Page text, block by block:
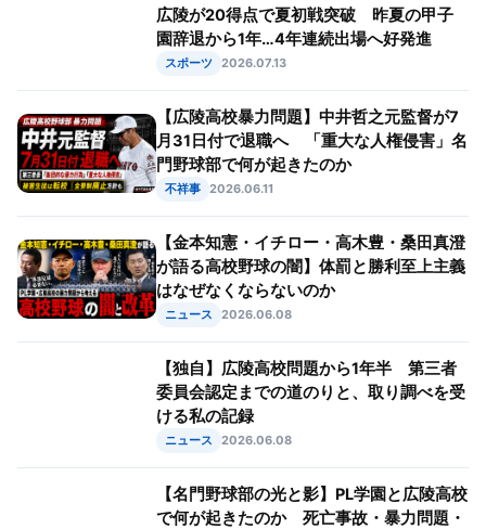
広陵が20得点で夏初戦突破 昨夏の甲子
園辞退から1年…4年連続出場へ好発進
スポーツ 2026.07.13
【広陵高校暴力問題】中井哲之元監督が7
月31日付で退職へ 「重大な人権侵害」名
門野球部で何が起きたのか
不祥事 2026.06.11
【金本知憲・イチロー・高木豊・桑田真澄
が語る高校野球の闇】体罰と勝利至上主義
はなぜなくならないのか
ニュース 2026.06.08
【独自】広陵高校問題から1年半 第三者
委員会認定までの道のりと、取り調べを受
ける私の記録
ニュース 2026.06.08
【名門野球部の光と影】PL学園と広陵高校
で何が起きたのか 死亡事故・暴力問題・